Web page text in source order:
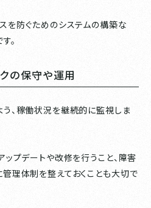
を防ぐためのシステムの構築な
。
の保守や運用
、稼働状況を継続的に監視しま
ップデートや改修を行うこと、障害
理体制を整えておくことも大切で